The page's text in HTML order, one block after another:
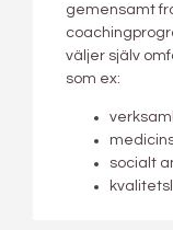
gemensamt
väljer själv
som ex:
socialt